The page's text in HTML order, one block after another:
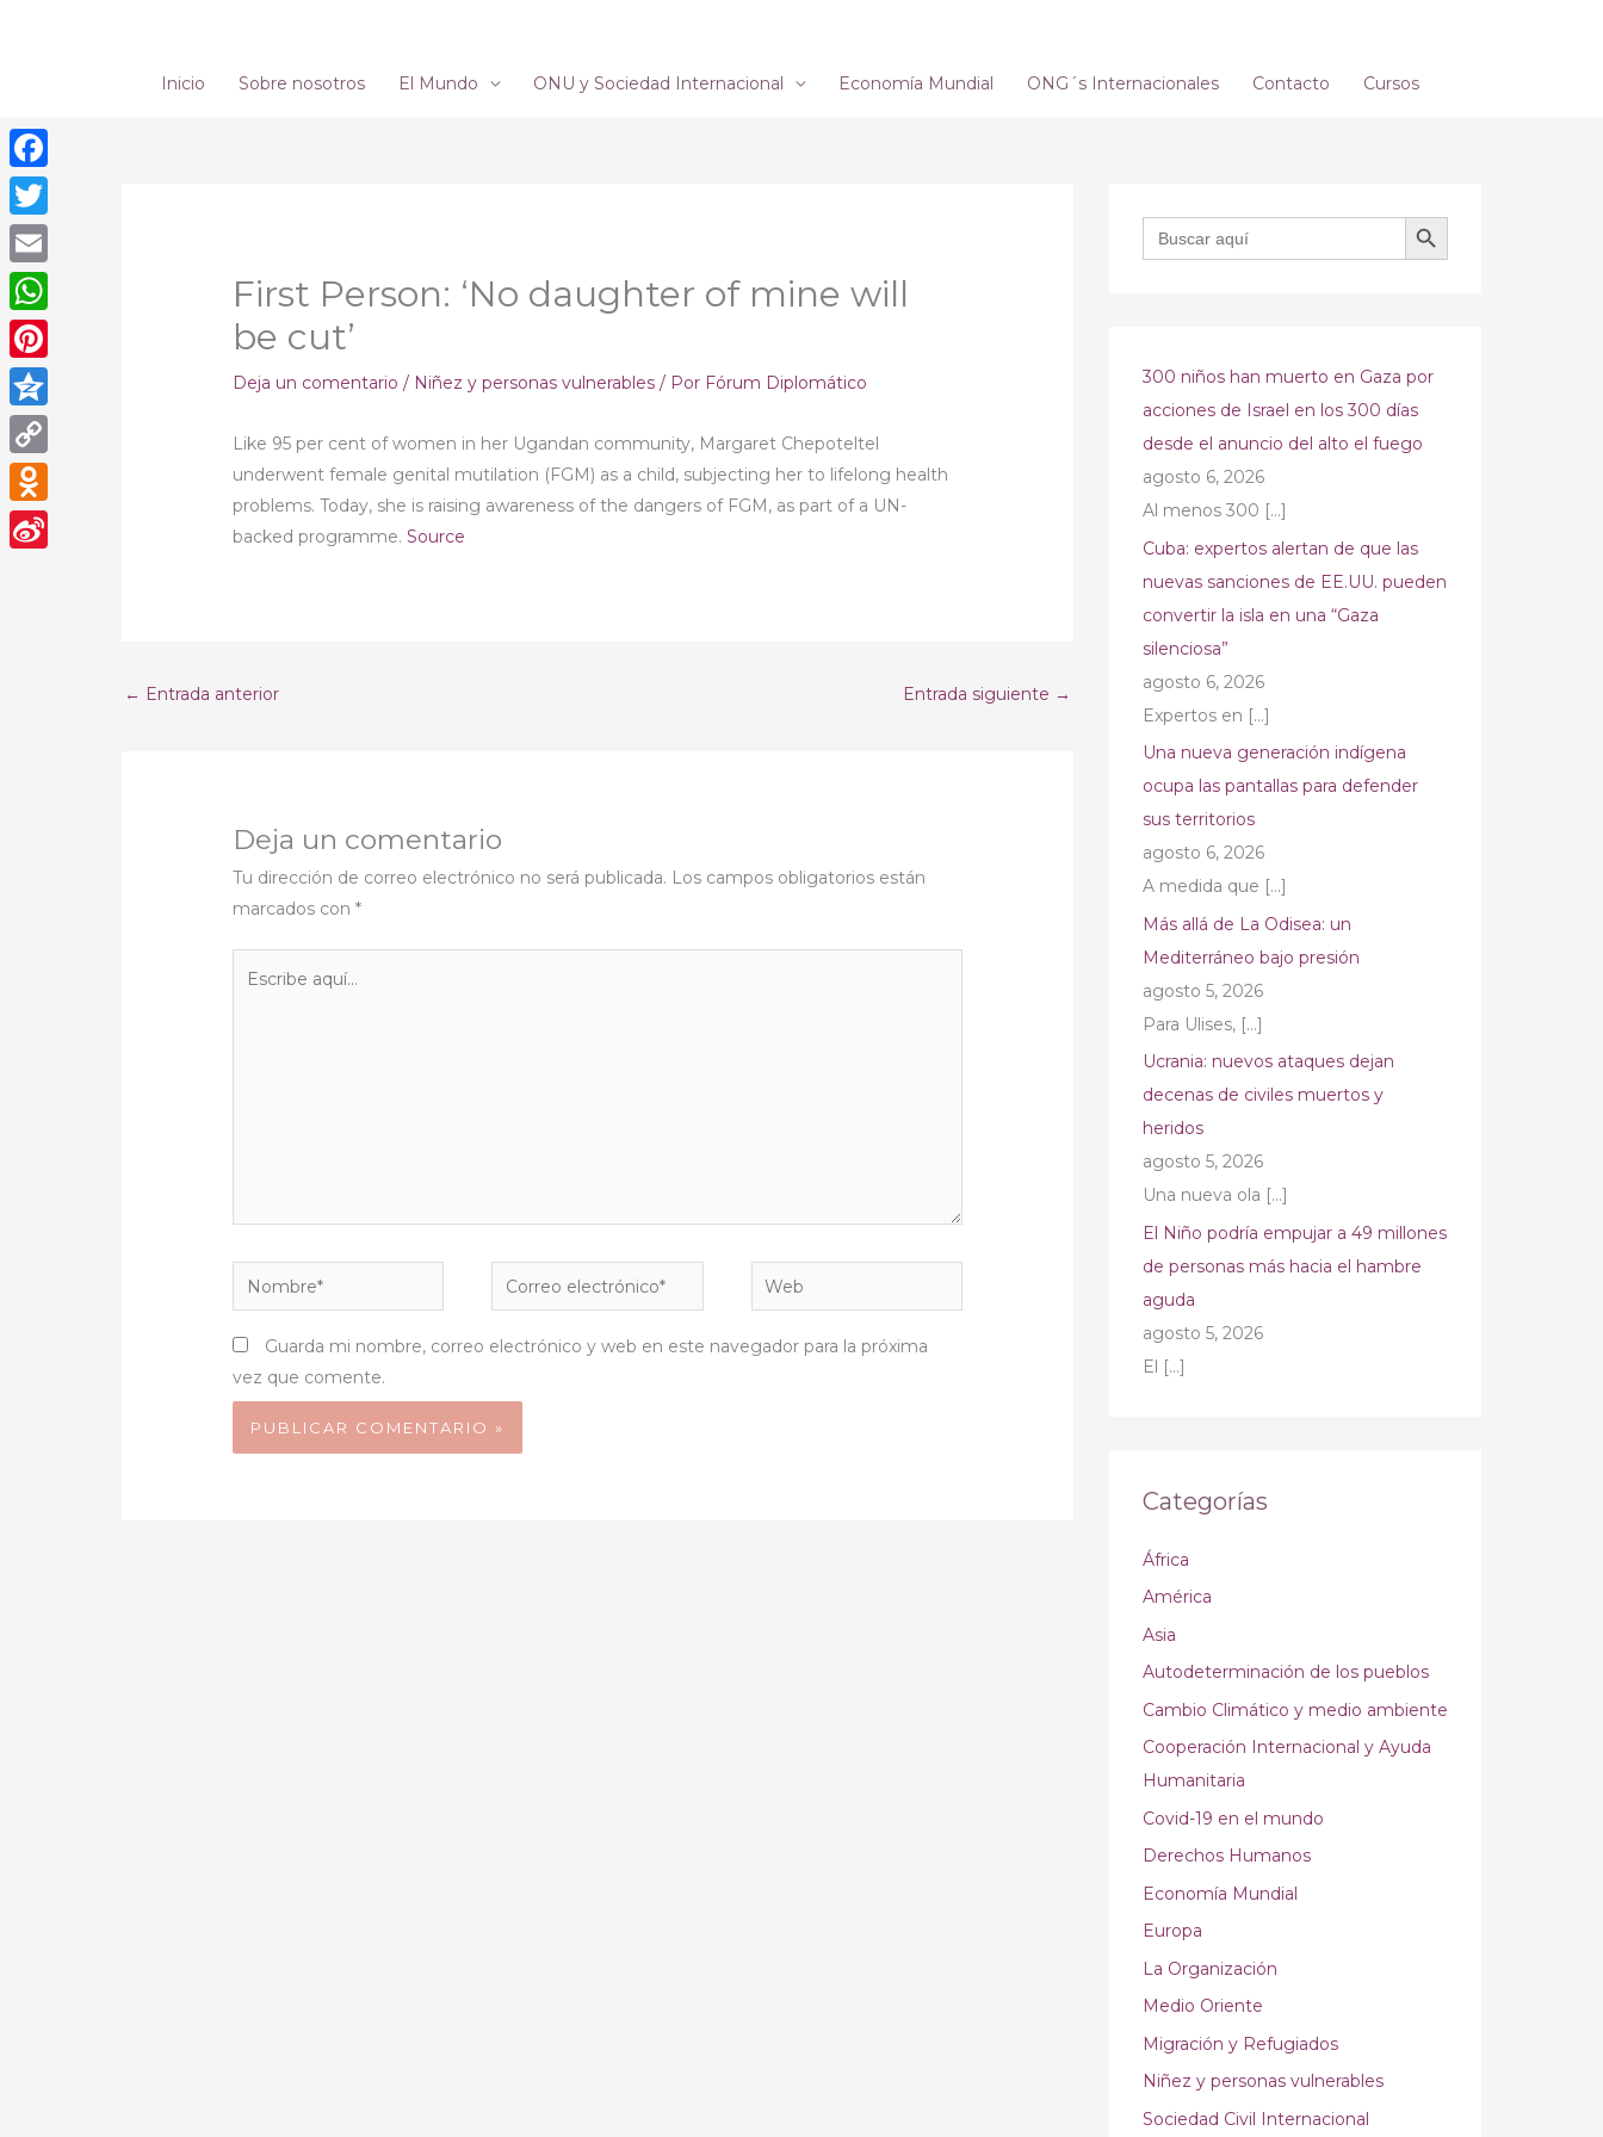
Inicio Sobre nosotros El Mundo ONU y Sociedad Internacional Economía Mundial ONG´s Internacionales Contacto Cursos
First Person: ‘No daughter of mine will
be cut’
Deja un comentario / Niñez y personas vulnerables / Por Fórum Diplomático
Like 95 per cent of women in her Ugandan community, Margaret Chepoteltel
underwent female genital mutilation (FGM) as a child, subjecting her to lifelong health
problems. Today, she is raising awareness of the dangers of FGM, as part of a UN-
backed programme.Source
← Entrada anterior Entrada siguiente →
Deja un comentario
Tu dirección de correo electrónico no será publicada. Los campos obligatorios están
marcados con*
Nombre*
Correo
electrónico*
Web
Guarda mi nombre, correo electrónico y web en este navegador para la próxima
vez que comente.
Buscar: BOTÓN DE BÚSQUEDA
300 niños han muerto en Gaza por
acciones de Israel en los 300 días
desde el anuncio del alto el fuego
agosto 6, 2026
Al menos 300 […]
Cuba: expertos alertan de que las
nuevas sanciones de EE.UU. pueden
convertir la isla en una “Gaza
silenciosa”
agosto 6, 2026
Expertos en […]
Una nueva generación indígena
ocupa las pantallas para defender
sus territorios
agosto 6, 2026
A medida que […]
Más allá de La Odisea: un
Mediterráneo bajo presión
agosto 5, 2026
Para Ulises, […]
Ucrania: nuevos ataques dejan
decenas de civiles muertos y
heridos
agosto 5, 2026
Una nueva ola […]
El Niño podría empujar a 49 millones
de personas más hacia el hambre
aguda
agosto 5, 2026
El […]
Categorías
África
América
Asia
Autodeterminación de los pueblos
Cambio Climático y medio ambiente
Cooperación Internacional y Ayuda
Humanitaria
Covid-19 en el mundo
Derechos Humanos
Economía Mundial
Europa
La Organización
Medio Oriente
Migración y Refugiados
Niñez y personas vulnerables
Sociedad Civil Internacional
Facebook
Twitter
Email
WhatsApp
Pinterest
Qzone
Copy
Link
Odnoklassniki